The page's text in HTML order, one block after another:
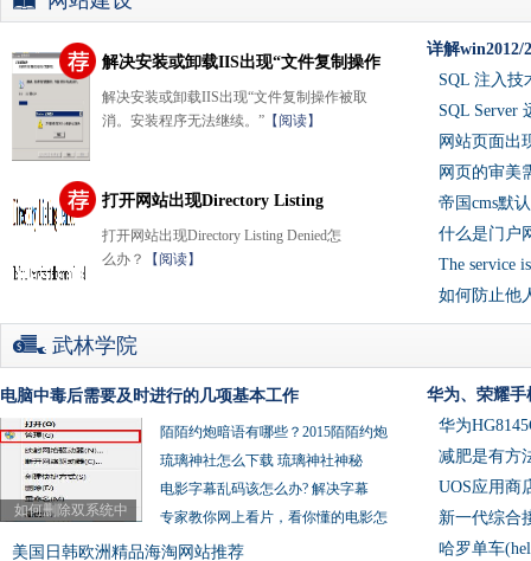
解决安装或卸载IIS出现“文件复制操作
解决安装或卸载IIS出现“文件复制操作被取
消。安装程序无法继续。” 【阅读】
打开网站出现Directory Listing
打开网站出现Directory Listing Denied怎
么办？
【阅读】
详解win2012/
SQL 注入技
SQL Server
网站页面出
网页的审美
帝国cms默
什么是门户
The service
如何防止他
武林学院
电脑中毒后需要及时进行的几项基本工作
如何删除双系统中
陌陌约炮暗语有哪些？2015陌陌约炮
琉璃神社怎么下载 琉璃神社神秘
电影字幕乱码该怎么办? 解决字幕
专家教你网上看片，看你懂的电影怎
美国日韩欧洲精品海淘网站推荐
华为、荣耀手
华为
减肥是有方
UOS应用商
新一代综合
哈罗单车